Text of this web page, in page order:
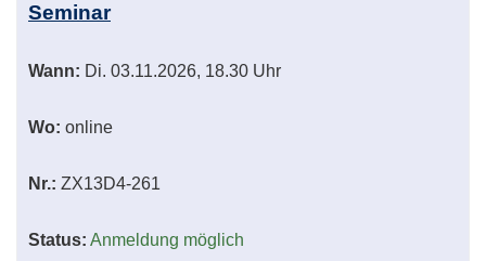
Seminar
Wann: Di. 03.11.2026, 18.30 Uhr
Wo: online
Nr.: ZX13D4-261
Status: Anmeldung möglich